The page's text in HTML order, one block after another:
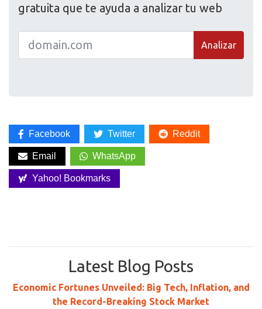
gratuita que te ayuda a analizar tu web
Analizar
Facebook Twitter Reddit
Email WhatsApp
Yahoo! Bookmarks
Latest Blog Posts
Economic Fortunes Unveiled: Big Tech, Inflation, and
the Record-Breaking Stock Market